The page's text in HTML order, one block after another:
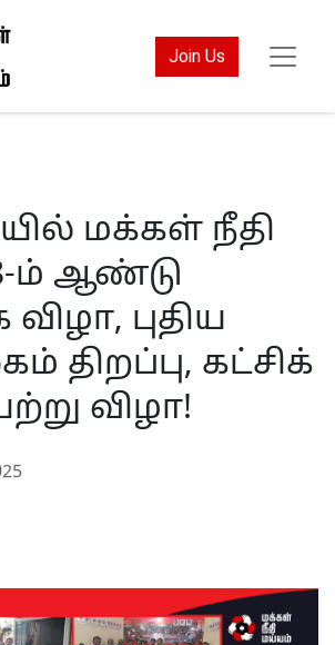
Join Us
மக்கள் நீதி
ம் ஆண்டு
புதிய
திறப்பு, கட்சிக்
விழா!